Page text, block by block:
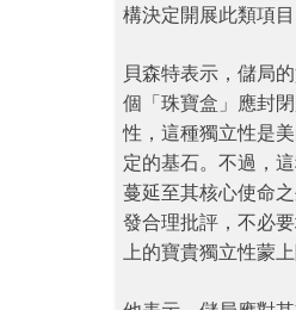
構決定開展此類項目
貝森特表示，儲局
個「珠寶盒」應封
性，這種獨立性是
定的基石。不過，
蔓延至其核心使命
發合理批評，不必
上的寶貴獨立性蒙上